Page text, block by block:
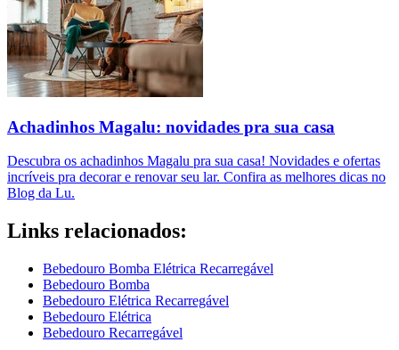
Achadinhos Magalu: novidades pra sua casa
Descubra os achadinhos Magalu pra sua casa! Novidades e ofertas
incríveis pra decorar e renovar seu lar. Confira as melhores dicas no
Blog da Lu.
Links relacionados:
Bebedouro Bomba Elétrica Recarregável
Bebedouro Bomba
Bebedouro Elétrica Recarregável
Bebedouro Elétrica
Bebedouro Recarregável